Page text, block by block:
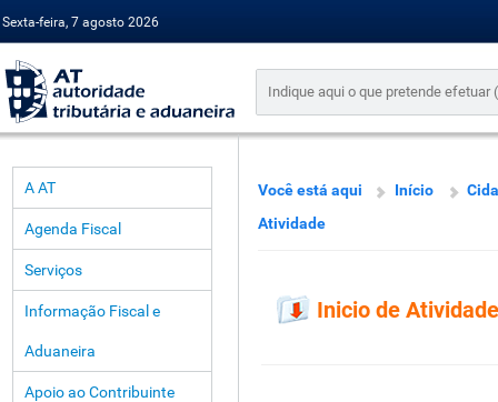
Sexta-feira, 7 agosto 2026
A AT
Agenda Fiscal
Serviços
Informação Fiscal e
Aduaneira
Apoio ao Contribuinte
Você está aqui Início
Atividade
Inicio de Atividade